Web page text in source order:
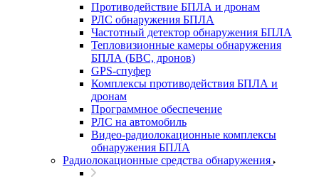
Противодействие БПЛА и дронам
РЛС обнаружения БПЛА
Частотный детектор обнаружения БПЛА
Тепловизионные камеры обнаружения
БПЛА (БВС, дронов)
GPS-спуфер
Комплексы противодействия БПЛА и
дронам
Программное обеспечение
РЛС на автомобиль
Видео-радиолокационные комплексы
обнаружения БПЛА
Радиолокационные средства обнаружения